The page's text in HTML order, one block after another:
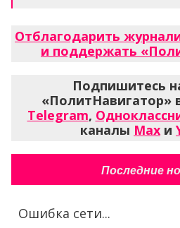
Отблагодарить
и поддержать
Подпишитесь
«ПолитНавигатор»
Telegram,
каналы Max и
Последние
Ошибка сети...